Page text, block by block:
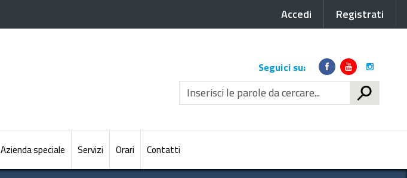
Registrati
Accedi
Link
social
Seguici su:
Azienda speciale Servizi Orari Contatti